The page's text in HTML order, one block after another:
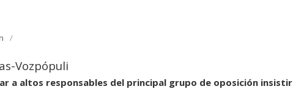
/
Vozpópuli
a altos responsables del principal grupo de oposición insistir